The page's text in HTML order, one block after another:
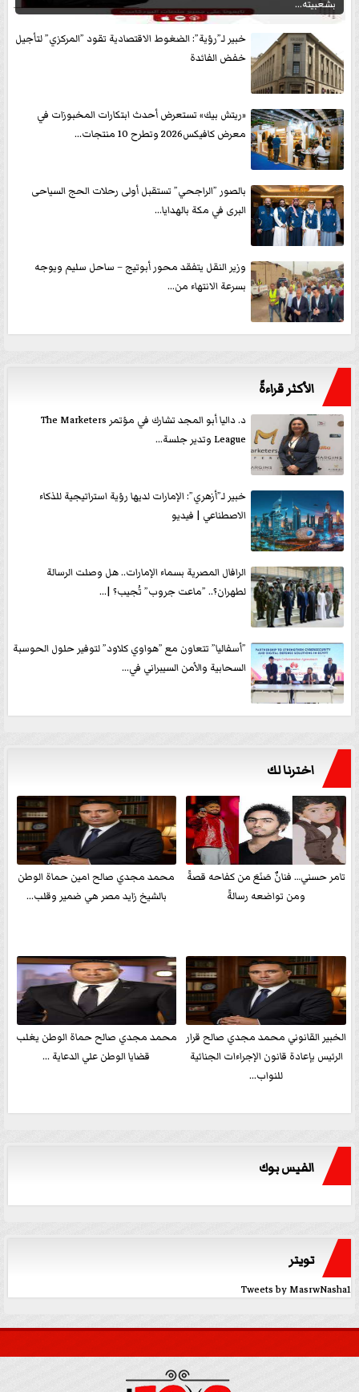
بشعبيته...
خبير لـ”رؤية”: الضغوط الاقتصادية تقود ”المركزي” لتأجيل
خفض الفائدة
«ريتش بيك» تستعرض أحدث ابتكارات المخبوزات في
معرض كافيكس2026 وتطرح 10 منتجات...
بالصور ”الراجحي” تستقبل أولى رحلات الحج السياحى
البرى في مكة بالهدايا...
وزير النقل يتفقد محور أبوتيج – ساحل سليم ويوجه
بسرعة الانتهاء من...
الأكثر قراءةً
د. داليا أبو المجد تشارك في مؤتمر The Marketers
League وتدير جلسة...
خبير لـ”أزهري”: الإمارات لديها رؤية استراتيجية للذكاء
الاصطناعي | فيديو
الرافال المصرية بسماء الإمارات.. هل وصلت الرسالة
لطهران؟.. ”ماعت جروب” تُجيب؟ |...
”أسفاليا” تتعاون مع ”هواوي كلاود” لتوفير حلول الحوسبة
السحابية والأمن السيبراني في...
اخترنا لك
تامر حسني… فنانٌ صَنَعَ من كفاحه قصةً
ومن تواضعه رسالةً
محمد مجدي صالح امين حماة الوطن
بالشيخ زايد مصر هي ضمير وقلب...
الخبير القانوني محمد مجدي صالح قرار
الرئيس بإعادة قانون الإجراءات الجنائية
للنواب...
محمد مجدي صالح حماة الوطن يغلب
قضايا الوطن علي الدعاية ...
الفيس بوك
تويتر
Tweets by MasrwNasha1